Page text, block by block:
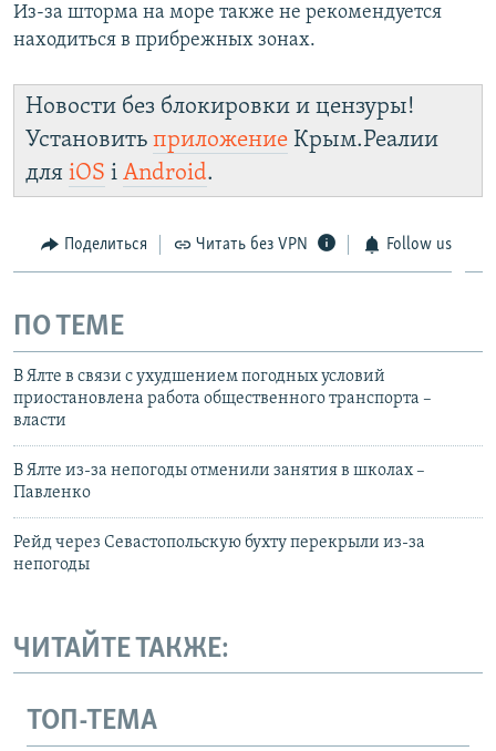
Из-за шторма на море также не рекомендуется
находиться в прибрежных зонах.
Новости без блокировки и цензуры!
Установить приложение Крым.Реалии
для iOS і Android.
Поделиться Читать без VPN Follow us
ПО ТЕМЕ
В Ялте в связи с ухудшением погодных условий
приостановлена работа общественного транспорта –
власти
В Ялте из-за непогоды отменили занятия в школах –
Павленко
Рейд через Севастопольскую бухту перекрыли из-за
непогоды
ЧИТАЙТЕ ТАКЖЕ:
ТОП-ТЕМА